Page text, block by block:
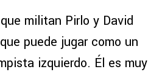
militan Pirlo y David
puede jugar como un
izquierdo. Él es muy